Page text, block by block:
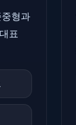
형과
표